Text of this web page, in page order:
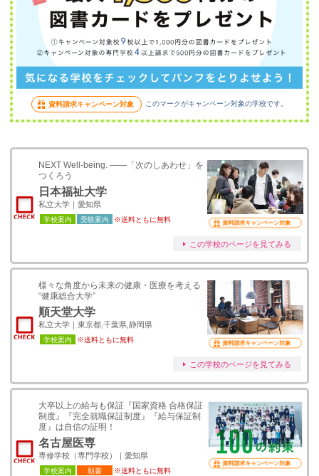
資料請求キャンペーン対象 このマークがキャンペーン対象の学校です。
NEXT Well-being. ――「次のしあわせ」を
つくろう
日本福祉大学
私立大学｜愛知県
学校案内 受験案内 ※送料ともに無料 資料請求キャンペーン対象
この学校のページを見てみる
様々な角度から未来の健康・医療を考える
“健康総合大学”
順天堂大学
私立大学｜東京都,千葉県,静岡県
学校案内 ※送料ともに無料 資料請求キャンペーン対象
この学校のページを見てみる
大卒以上の給与も保証『国家資格 合格保証
制度』『完全就職保証制度』『給与保証制
度』は自信の証明！
名古屋医専
専修学校（専門学校）｜愛知県
学校案内 願書 ※送料ともに無料
資料請求キャンペーン対象